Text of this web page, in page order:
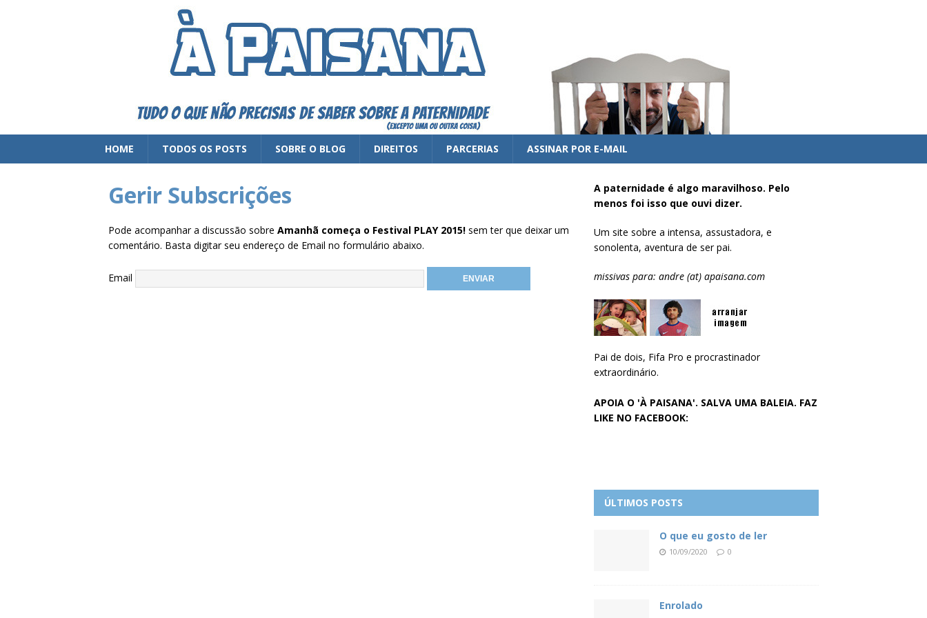
HOME TODOS OS POSTS SOBRE O BLOG DIREITOS PARCERIAS ASSINAR POR E-MAIL
Gerir Subscrições
Pode acompanhar a discussão sobre Amanhã começa o Festival PLAY 2015! sem ter que deixar um
comentário. Basta digitar seu endereço de Email no formulário abaixo.
Email
A paternidade é algo maravilhoso. Pelo
menos foi isso que ouvi dizer.
Um site sobre a intensa, assustadora, e
sonolenta, aventura de ser pai.
missivas para: andre (at) apaisana.com
Pai de dois, Fifa Pro e procrastinador
extraordinário.
APOIA O 'À PAISANA'. SALVA UMA BALEIA. FAZ
LIKE NO FACEBOOK:
ÚLTIMOS POSTS
O que eu gosto de ler
10/09/2020 0
Enrolado